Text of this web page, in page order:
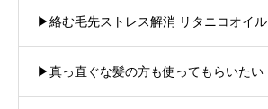
▶︎絡む毛先ストレス解消 リタニコオイル
▶︎真っ直ぐな髪の方も使ってもらいたい